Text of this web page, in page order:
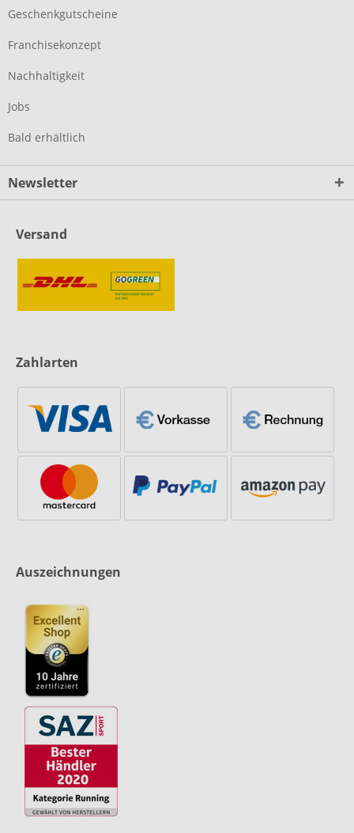
Geschenkgutscheine
Franchisekonzept
Nachhaltigkeit
Jobs
Bald erhältlich
Newsletter
Versand
Zahlarten
Auszeichnungen